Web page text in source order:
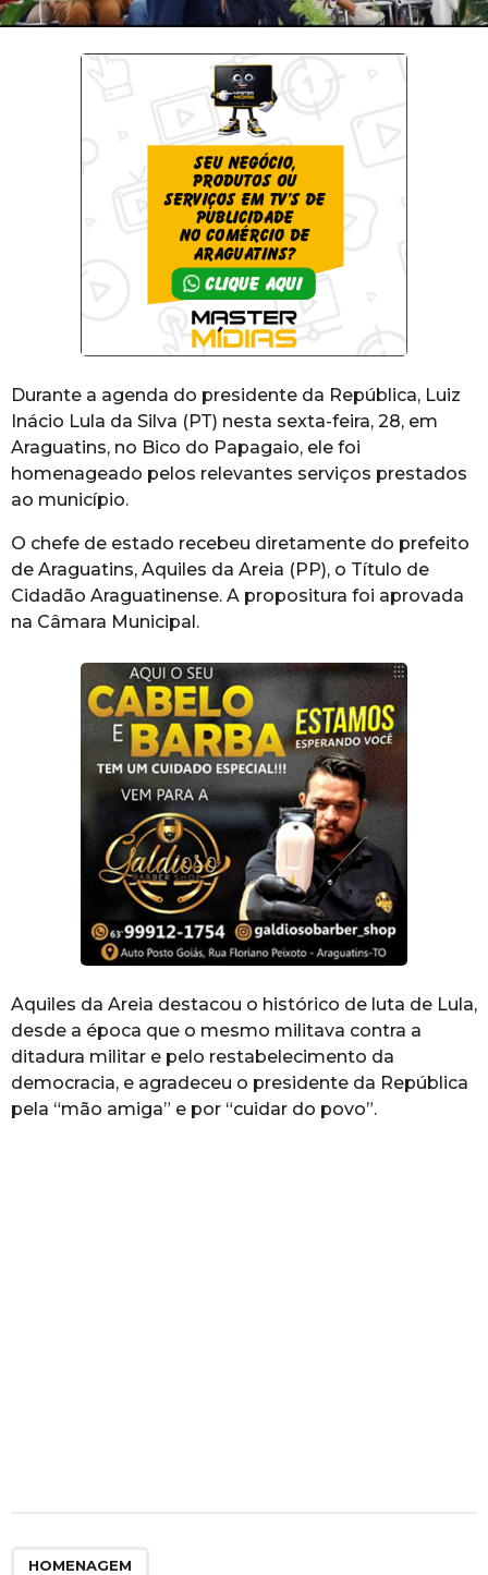
Durante a agenda do presidente da República, Luiz
Inácio Lula da Silva (PT) nesta sexta-feira, 28, em
Araguatins, no Bico do Papagaio, ele foi
homenageado pelos relevantes serviços prestados
ao município.
O chefe de estado recebeu diretamente do prefeito
de Araguatins, Aquiles da Areia (PP), o Título de
Cidadão Araguatinense. A propositura foi aprovada
na Câmara Municipal.
Aquiles da Areia destacou o histórico de luta de Lula,
desde a época que o mesmo militava contra a
ditadura militar e pelo restabelecimento da
democracia, e agradeceu o presidente da República
pela “mão amiga” e por “cuidar do povo”.
HOMENAGEM